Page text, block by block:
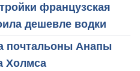
французская
дешевле водки
почтальоны Анапы
Холмса